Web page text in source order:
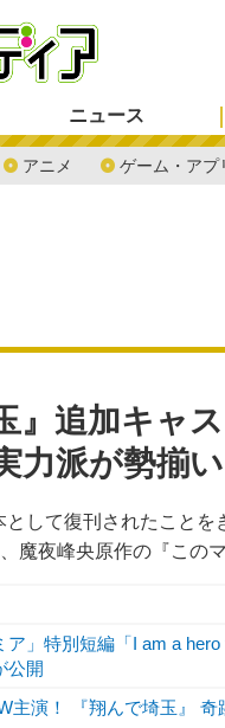
ニュース
アニメ ゲーム・アプ
』追加キャ
力派が勢揃い
して復刊されたこと
、魔夜峰央原作の『こ
ア」特別短編「I am a
公開
主演！ 『翔んで埼玉』 奇